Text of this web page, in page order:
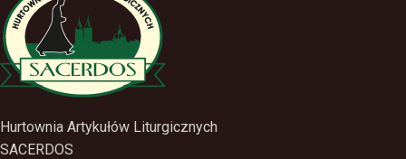
Hurtownia Artykułów Liturgicznych
SACERDOS